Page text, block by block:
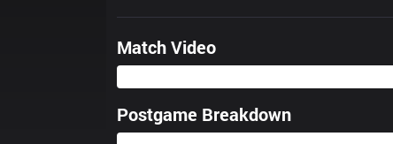
Match Video
Postgame Breakdown